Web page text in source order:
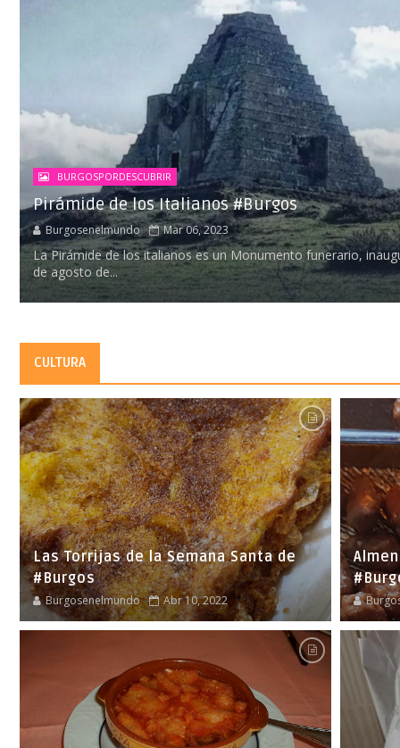
BURGOSPORDESCUBRIR
Pirámide de los Italianos #Burgos
Burgosenelmundo Mar 06, 2023
La Pirámide de los italianos es un Monumento funerario,
de agosto de...
CULTURA
Las Torrijas de la Semana Santa de
#Burgos
Burgosenelmundo Abr 10, 2022